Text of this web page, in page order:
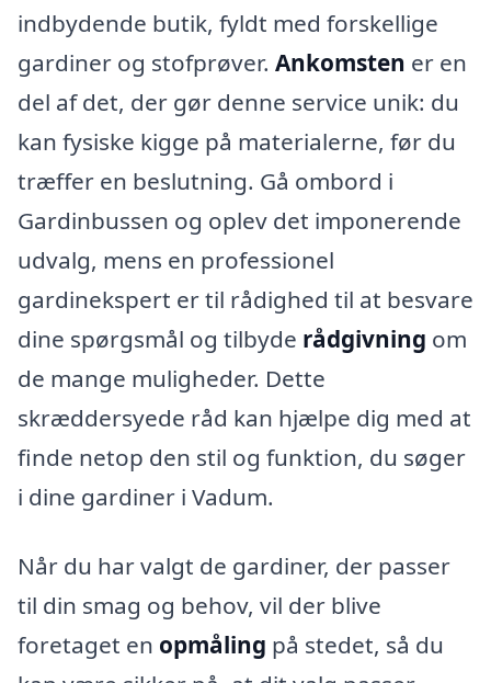
indbydende butik, fyldt med forskellige
gardiner og stofprøver. Ankomsten er en
del af det, der gør denne service unik: du
kan fysiske kigge på materialerne, før du
træffer en beslutning. Gå ombord i
Gardinbussen og oplev det imponerende
udvalg, mens en professionel
gardinekspert er til rådighed til at besvare
dine spørgsmål og tilbyde rådgivning om
de mange muligheder. Dette
skræddersyede råd kan hjælpe dig med at
finde netop den stil og funktion, du søger
i dine gardiner i Vadum.
Når du har valgt de gardiner, der passer
til din smag og behov, vil der blive
foretaget en opmåling på stedet, så du